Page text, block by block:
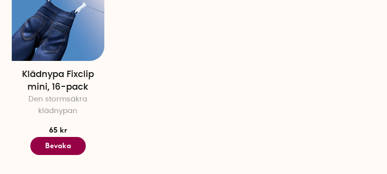
Klädnypa Fixclip
mini, 16-pack
Den stormsäkra
klädnypan
65 kr
Bevaka